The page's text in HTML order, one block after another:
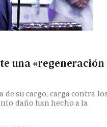
una «regeneración
de su cargo, carga contra
daño han hecho a la